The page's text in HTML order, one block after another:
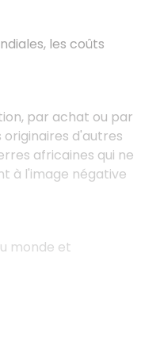
les coûts
par achat ou par
d'autres
africaines qui ne
à l'image négative
monde et